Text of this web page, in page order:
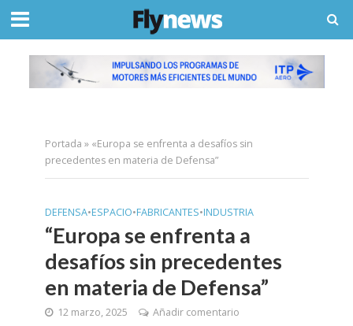
Portada » «Europa se enfrenta a desafíos sin
precedentes en materia de Defensa”
DEFENSA•ESPACIO•FABRICANTES•INDUSTRIA
“Europa se enfrenta a
desafíos sin precedentes
en materia de Defensa”
12 marzo, 2025
Añadir comentario